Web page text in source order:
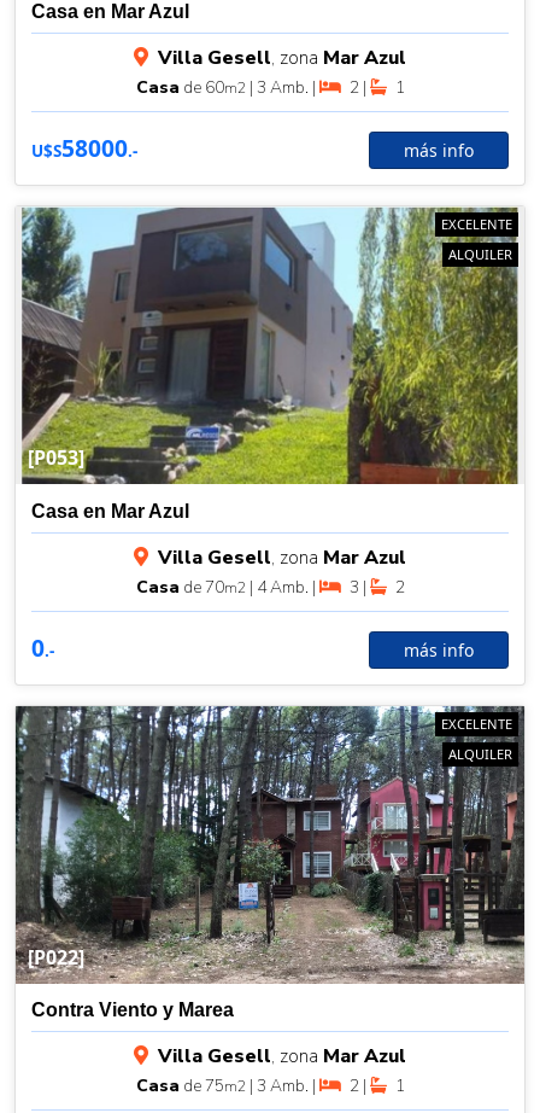
Casa en Mar Azul
Villa Gesell, zona Mar Azul
Casa de 60m2 | 3 Amb. | 2 | 1
U$S58000.- más info
[P053]
EXCELENTE
ALQUILER
Casa en Mar Azul
Villa Gesell, zona Mar Azul
Casa de 70m2 | 4 Amb. | 3 | 2
0.- más info
[P022]
EXCELENTE
ALQUILER
Contra Viento y Marea
Villa Gesell, zona Mar Azul
Casa de 75m2 | 3 Amb. | 2 | 1